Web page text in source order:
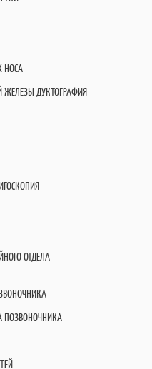
НОСА
ЖЕЛЕЗЫ ДУКТОГРАФИЯ
ОТДЕЛА
ПОЗВОНОЧНИКА